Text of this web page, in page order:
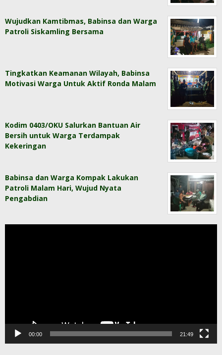
Wujudkan Kamtibmas, Babinsa dan Warga
Patroli Siskamling Bersama
Tingkatkan Keamanan Wilayah, Babinsa
Motivasi Warga Untuk Aktif Ronda Malam
Kodim 0403/OKU Salurkan Bantuan Air
Bersih untuk Warga Terdampak
Kekeringan
Babinsa dan Warga Kompak Lakukan
Patroli Malam Hari, Wujud Nyata
Pengabdian
00:00 21:49